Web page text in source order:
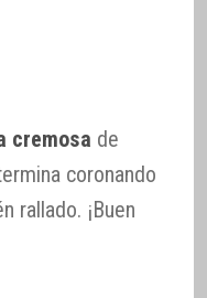
cremosa de
coronando
rallado. ¡Buen